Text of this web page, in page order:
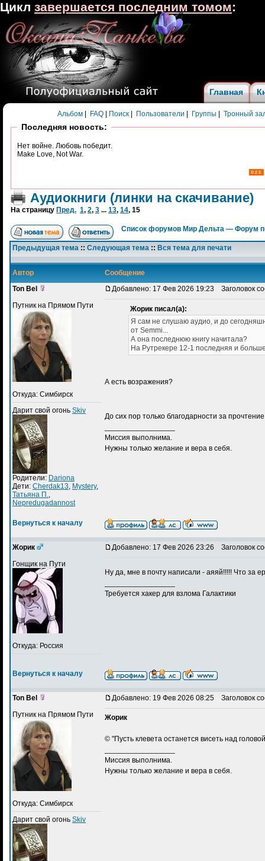
Главная
Альбом FAQ Поиск Пользователи Группы Тронный
Последняя новость:
Нет войне. Любовь победит.
Make Love, Not War.
Аудиокниги (линки на скачивание)
На страницу Пред. 1, 2, 3 ... 13, 14, 15
Список форумов Мир Дельта — Форум
Предыдущая тема :: Следующая тема :: Вся тема для печати
Автор
Сообщение
Ton Bel
Путник на Прямом Пути
Откуда: Симбирск
Дарит свой огонь Skiv
Родители: Dariona
Дети: Cherdak13 Mystery,
Татьяна П.
Nepredugadannost
Добавлено: 17 Фев 2026 19:23 Заголовок
Жорик писал(а):
Я сам не слушаю аудио, и до
от Semmi...
А она последнюю книгу начитала?
На Рутрекере 12-1 последняя и
А есть возражения?
До сих пор только благодарности за
Миссия выполнима.
Нужны только желание и вера в себя.
Вернуться к началу
Жорик
Гонщик на Пути
Откуда: Россия
Добавлено: 17 Фев 2026 23:26 Заголовок
Ну да, мне в почту написали - аяяй!!!!! Что за
Требуется хакер для взлома Галактики
Вернуться к началу
Ton Bel
Путник на Прямом Пути
Откуда: Симбирск
Дарит свой огонь Skiv
Добавлено: 19 Фев 2026 08:25 Заголовок
Жорик
© "Пусть клевета останется висеть над
Миссия выполнима.
Нужны только желание и вера в себя.
Цикл завершается последним томом: